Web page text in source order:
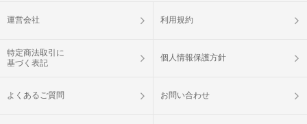
運営会社 利用規約
特定商法取引に
基づく表記
個人情報保護方針
よくあるご質問 お問い合わせ